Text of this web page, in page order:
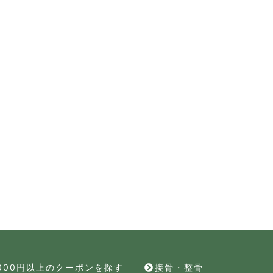
円以上のクーポンを探す 接骨・整骨